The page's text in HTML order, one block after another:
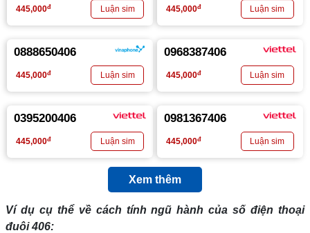
445,000đ 445,000đ
0888650406
445,000đ
0968387406
445,000đ
0395200406
445,000đ
0981367406
445,000đ
Xem thêm
Ví dụ cụ thể về cách tính ngũ hành của số điện thoại
đuôi 406: